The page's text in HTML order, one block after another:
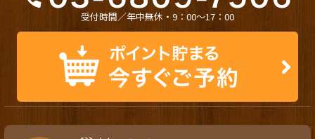
受付時間／年中無休・9：00〜17：00